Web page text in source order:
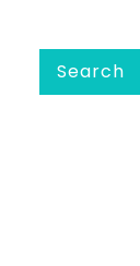
Search